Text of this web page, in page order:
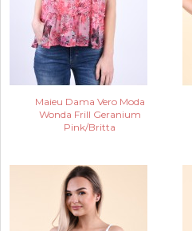
Maieu Dama Vero Moda
Wonda Frill Geranium
Pink/Britta